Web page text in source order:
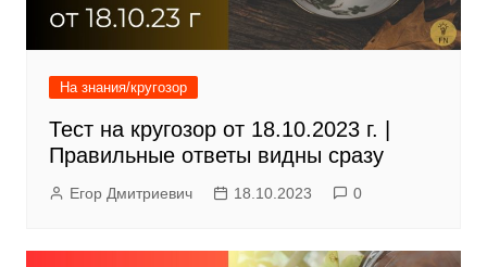
На знания/кругозор
Тест на кругозор от 18.10.2023 г. |
Правильные ответы видны сразу
Егор Дмитриевич 18.10.2023 0